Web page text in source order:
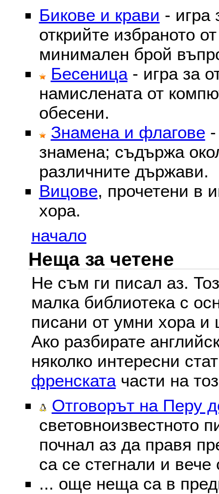
Бикове и крави - игра
открийте избраното
минимален брой
Бесеница- игра за
намислената от
обесени.
Знамена и флагове
знамена; съдържа
различните държави.
Вицове, прочетени в
хора.
начало
Неща за четене
Не съм ги писал аз.
малка библиотека с
писани от умни хора и
Ако разбирате
няколко интересни
френскатачасти на
Отговорът на Перу
световноизвестното
почнал аз да правя
са се стегнали и вече
... още неща са в